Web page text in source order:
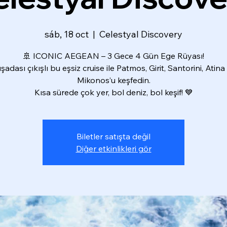
sáb, 18 oct
  |
Celestyal Discovery
🚢 ICONIC AEGEAN – 3 Gece 4 Gün Ege Rüyası!
çıkışlı bu eşsiz cruise ile Patmos, Girit, Santorini,
Mikonos’u keşfedin.
Kısa sürede çok yer, bol deniz, bol keşif! 💙
Biletler satışta değil
Diğer etkinlikleri gör